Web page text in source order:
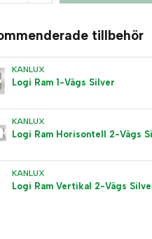
tillbehör
KANLUX
Logi Ram 1-Vägs Silver
KANLUX
Logi Ram Horisontell 2-Vägs
KANLUX
Logi Ram Vertikal 2-Vägs